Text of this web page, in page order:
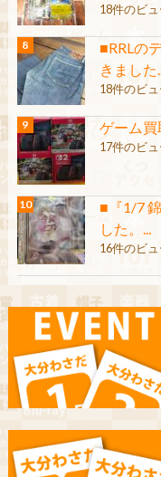
18件のビュ
■RRLの
きました
18件のビュ
ゲーム買
17件のビュ
■『1/7
した。...
16件のビュ